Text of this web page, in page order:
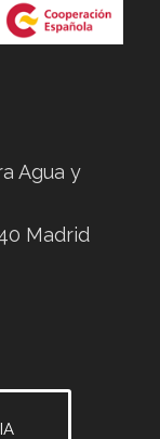
Agua y
Madrid